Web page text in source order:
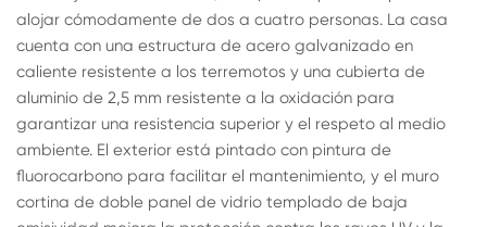
alojar cómodamente de dos a cuatro personas. La casa
cuenta con una estructura de acero galvanizado en
caliente resistente a los terremotos y una cubierta de
aluminio de 2,5 mm resistente a la oxidación para
garantizar una resistencia superior y el respeto al medio
ambiente. El exterior está pintado con pintura de
fluorocarbono para facilitar el mantenimiento, y el muro
cortina de doble panel de vidrio templado de baja